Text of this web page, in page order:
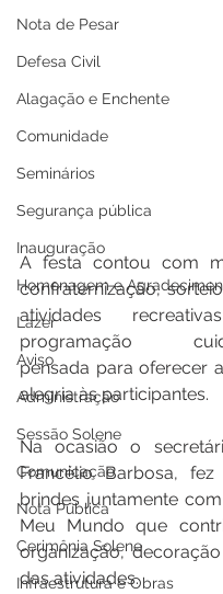
Nota de Pesar
Defesa Civil
Alagação e Enchente
Comunidade
Seminários
Segurança pública
Inauguração
Homenagem e
Lazer
Aviso
Administração
Sessão Solene
Comunicação
Nota Pública
Cerimônia Solene
Infraestrutura e Obras
A festa contou com
confraternização,
atividades
programação
pensada para oferecer
alegria às participantes.
Na ocasião o
Francélio Barbosa,
brindes juntamente
Meu Mundo que
organização,
das atividades.